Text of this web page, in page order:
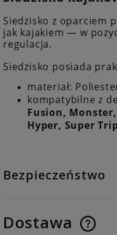
Siedzisko z oparciem
jak kajakiem — w
regulacja.
Siedzisko posiada
materiał:
kompatybilne z
Fusion,
Hyper, Super
Bezpieczeństwo
Dostawa